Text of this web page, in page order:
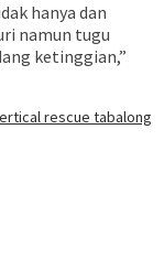
hanya dan
namun tugu
ketinggian,”
rescue tabalong